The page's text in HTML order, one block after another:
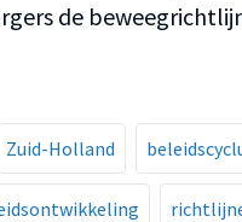
de
Zuid-Holland